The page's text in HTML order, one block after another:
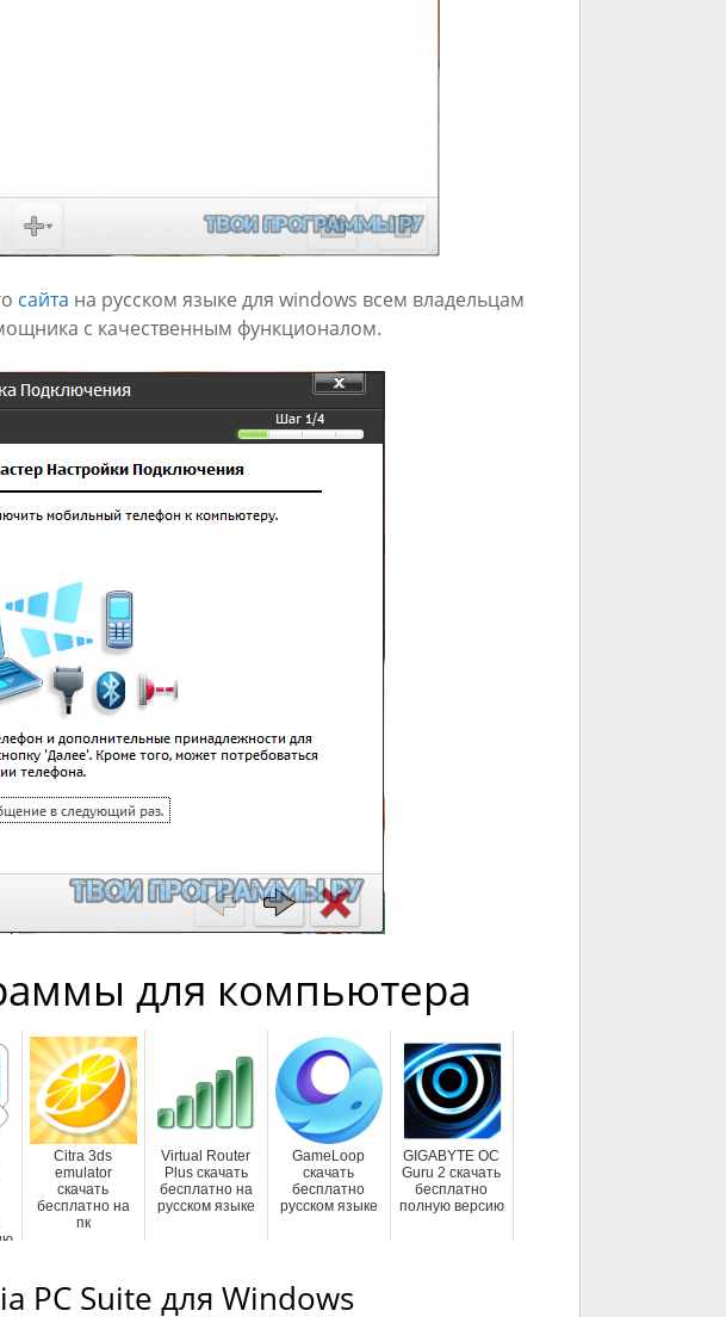
сайта на русском языке для windows всем владельцам
с качественным функционалом.
для компьютера
Citra 3ds
emulator
скачать
бесплатно на
пк
Virtual Router
Plus скачать
бесплатно на
русском языке
GameLoop
скачать
бесплатно
русском языке
GIGABYTE OC
Guru 2 скачать
бесплатно
полную версию
PC Suite для Windows